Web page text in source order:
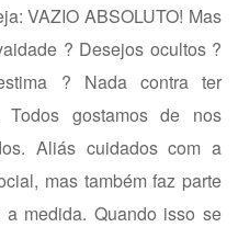
VAZIO ABSOLUTO! Mas
? Desejos ocultos ?
? Nada contra ter
gostamos de nos
Aliás cuidados com a
mas também faz parte
medida. Quando isso se